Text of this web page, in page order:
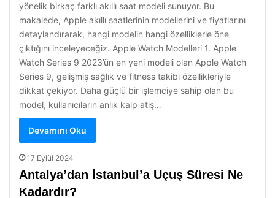
yönelik birkaç farklı akıllı saat modeli sunuyor. Bu
makalede, Apple akıllı saatlerinin modellerini ve fiyatlarını
detaylandırarak, hangi modelin hangi özelliklerle öne
çıktığını inceleyeceğiz. Apple Watch Modelleri 1. Apple
Watch Series 9 2023’ün en yeni modeli olan Apple Watch
Series 9, gelişmiş sağlık ve fitness takibi özellikleriyle
dikkat çekiyor. Daha güçlü bir işlemciye sahip olan bu
model, kullanıcıların anlık kalp atış…
Devamını Oku
17 Eylül 2024
Antalya’dan İstanbul’a Uçuş Süresi Ne
Kadardır?